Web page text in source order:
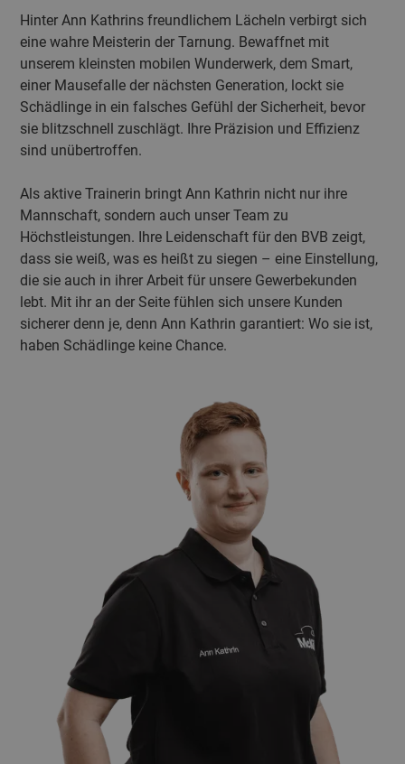
Hinter Ann Kathrins freundlichem Lächeln verbirgt sich
eine wahre Meisterin der Tarnung. Bewaffnet mit
unserem kleinsten mobilen Wunderwerk, dem Smart,
einer Mausefalle der nächsten Generation, lockt sie
Schädlinge in ein falsches Gefühl der Sicherheit, bevor
sie blitzschnell zuschlägt. Ihre Präzision und Effizienz
sind unübertroffen.
Als aktive Trainerin bringt Ann Kathrin nicht nur ihre
Mannschaft, sondern auch unser Team zu
Höchstleistungen. Ihre Leidenschaft für den BVB zeigt,
dass sie weiß, was es heißt zu siegen – eine Einstellung,
die sie auch in ihrer Arbeit für unsere Gewerbekunden
lebt. Mit ihr an der Seite fühlen sich unsere Kunden
sicherer denn je, denn Ann Kathrin garantiert: Wo sie ist,
haben Schädlinge keine Chance.